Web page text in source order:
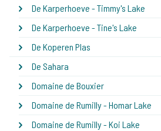
De Karperhoeve - Timmy's Lake
De Karperhoeve - Tine's Lake
De Koperen Plas
De Sahara
Domaine de Bouxier
Domaine de Rumilly - Homar Lake
Domaine de Rumilly - Koi Lake